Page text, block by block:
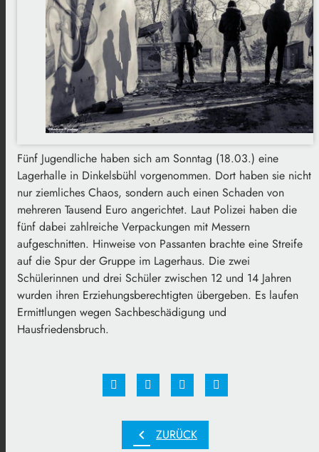
Fünf Jugendliche haben sich am Sonntag (18.03.) eine
Lagerhalle in Dinkelsbühl vorgenommen. Dort haben sie nicht
nur ziemliches Chaos, sondern auch einen Schaden von
mehreren Tausend Euro angerichtet. Laut Polizei haben die
fünf dabei zahlreiche Verpackungen mit Messern
aufgeschnitten. Hinweise von Passanten brachte eine Streife
auf die Spur der Gruppe im Lagerhaus. Die zwei
Schülerinnen und drei Schüler zwischen 12 und 14 Jahren
wurden ihren Erziehungsberechtigten übergeben. Es laufen
Ermittlungen wegen Sachbeschädigung und
Hausfriedensbruch.
chevron_left ZURÜCK